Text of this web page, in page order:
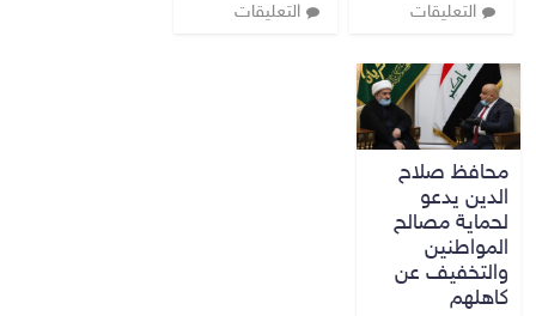
التعليقات التعليقات
محافظ صلاح
الدين يدعو
لحماية مصالح
المواطنين
والتخفيف عن
كاهلهم